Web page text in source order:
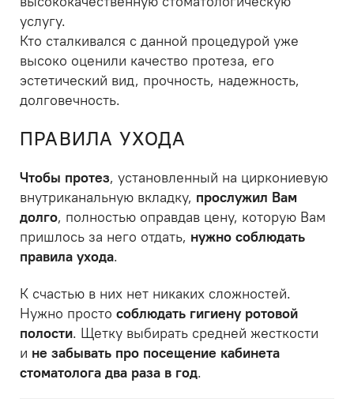
услугу.
Кто сталкивался с данной процедурой уже
высоко оценили качество протеза, его
эстетический вид, прочность, надежность,
долговечность.
ПРАВИЛА УХОДА
Чтобы протез, установленный на циркониевую
внутриканальную вкладку, прослужил Вам
долго, полностью оправдав цену, которую Вам
пришлось за него отдать, нужно соблюдать
правила ухода.
К счастью в них нет никаких сложностей.
Нужно просто соблюдать гигиену ротовой
полости. Щетку выбирать средней жесткости
и не забывать про посещение кабинета
стоматолога два раза в год.